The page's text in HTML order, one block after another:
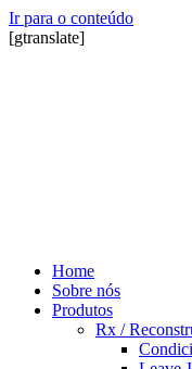
Ir para o conteúdo
[gtranslate]
Home
Sobre nós
Produtos
Rx /